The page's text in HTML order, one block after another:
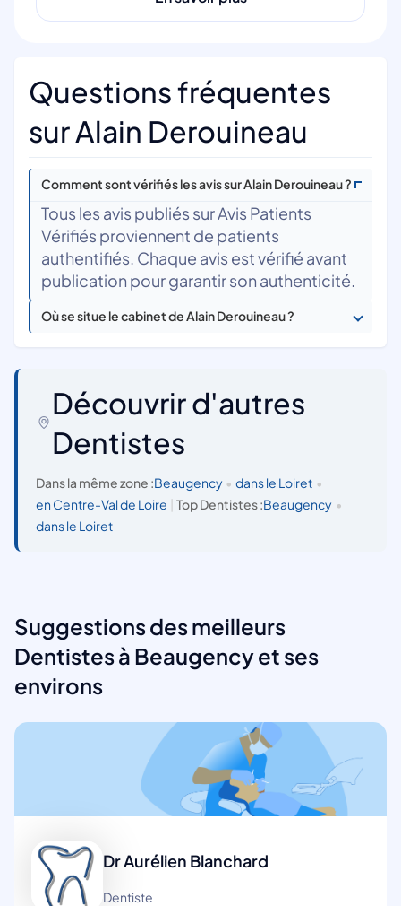
Questions fréquentes
sur Alain Derouineau
Comment sont vérifiés les avis sur Alain Derouineau ?
Tous les avis publiés sur Avis Patients
Vérifiés proviennent de patients
authentifiés. Chaque avis est vérifié avant
publication pour garantir son authenticité.
Où se situe le cabinet de Alain Derouineau ?
Découvrir d'autres
Dentistes
Dans la même zone :Beaugency • dans le Loiret •
en Centre-Val de Loire
Top Dentistes :Beaugency •
dans le Loiret
Suggestions des meilleurs
Dentistes à Beaugency et ses
environs
Dr Aurélien Blanchard
Dentiste